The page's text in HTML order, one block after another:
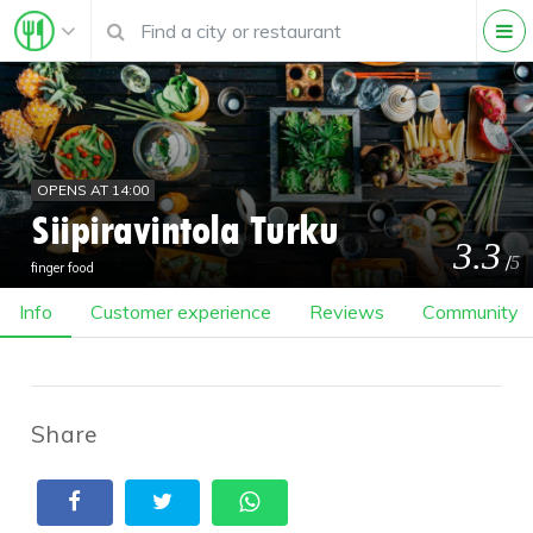
OPENS AT 14:00
Siipiravintola Turku
finger food 3.3 /5
Info Customer experience Reviews Community
Share